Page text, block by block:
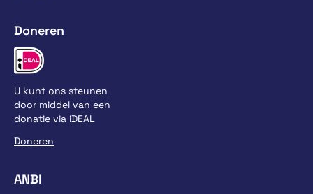
Doneren
U kunt ons steunen
door middel van een
donatie via iDEAL
Doneren
ANBI